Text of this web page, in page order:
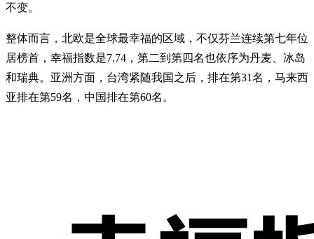
不变。
整体而言，北欧是全球最幸福的区域，不仅芬兰连续第七年位
居榜首，幸福指数是7.74，第二到第四名也依序为丹麦、冰岛
和瑞典。亚洲方面，台湾紧随我国之后，排在第31名，马来西
亚排在第59名，中国排在第60名。